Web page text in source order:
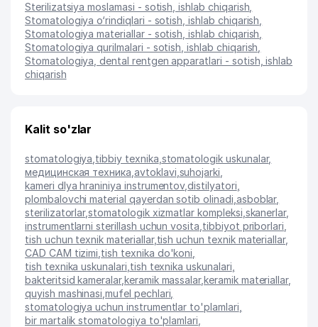
Sterilizatsiya moslamasi - sotish, ishlab chiqarish
Stomatologiya o‘rindiqlari - sotish, ishlab chiqarish
Stomatologiya materiallar - sotish, ishlab chiqarish
Stomatologiya qurilmalari - sotish, ishlab chiqarish
Stomatologiya, dental rentgen apparatlari - sotish, ishlab
chiqarish
Kalit so'zlar
stomatologiya tibbiy texnika stomatologik uskunalar,
медицинская техника ,avtoklavi suhojarki
kameri dlya hraniniya instrumentov,distilyatori
plombalovchi material qayerdan sotib olinadi asboblar,
sterilizatorlar,stomatologik xizmatlar kompleksi skanerlar,
instrumentlarni sterillash uchun vosita tibbiyot priborlari
tish uchun texnik materiallar, tish uchun texnik materiallar,
CAD CAM tizimi tish texnika do'koni
tish texnika uskunalari tish texnika uskunalari
bakteritsid kameralar,keramik massalar,keramik materiallar,
quyish mashinasi ,mufel pechlari
stomatologiya uchun instrumentlar to'plamlari
bir martalik stomatologiya to'plamlari